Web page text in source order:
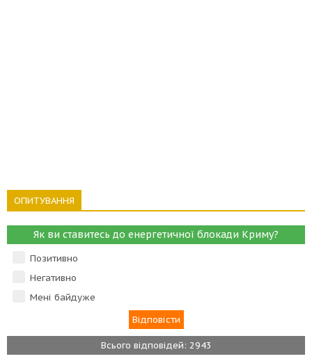
ОПИТУВАННЯ
Як ви ставитесь до енергетичної блокади Криму?
Позитивно
Негативно
Мені байдуже
Всього відповідей: 2943